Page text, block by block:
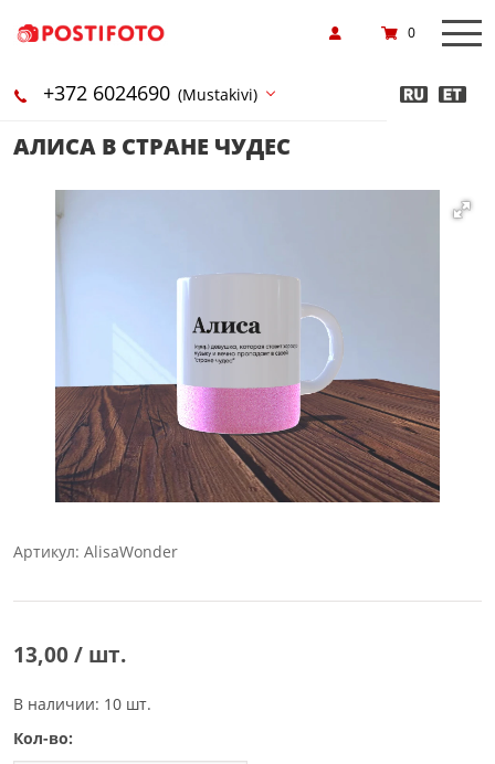
+372 6024690 (Mustakivi)
0
АЛИСА В СТРАНЕ ЧУДЕС
Артикул: AlisaWonder
13,00 / шт.
В наличии: 10 шт.
Кол-во: